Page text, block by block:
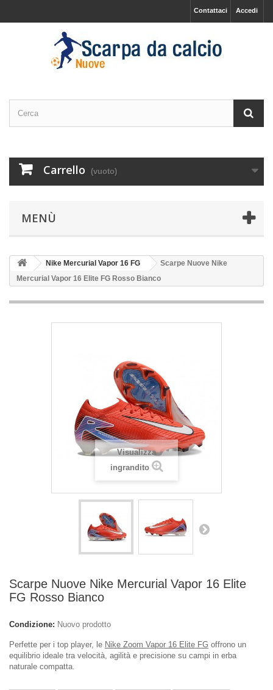
Accedi
Contattaci
Carrello (vuoto)
MENÙ
Nike Mercurial Vapor 16 FG
Scarpe Nuove Nike
Mercurial Vapor 16 Elite FG Rosso Bianco
Visualizza
ingrandito
Scarpe Nuove Nike Mercurial Vapor 16 Elite
FG Rosso Bianco
Condizione: Nuovo prodotto
Perfette per i top player, le Nike Zoom Vapor 16 Elite FG offrono un
equilibrio ideale tra velocità, agilità e precisione su campi in erba
naturale compatta.